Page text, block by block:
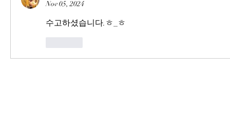
Nov 05, 2024
수고하셨습니다.ㅎ_ㅎ